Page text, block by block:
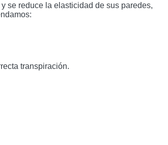
se reduce la elasticidad de sus paredes,
transpiración.